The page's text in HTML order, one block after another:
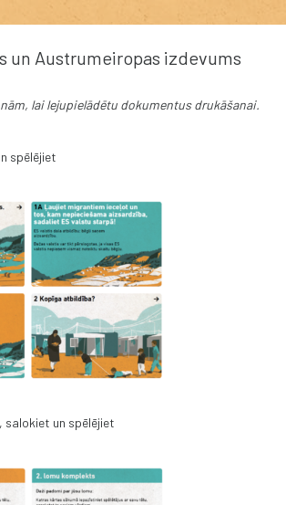
un Austrumeiropas izdevums
lai lejupielādētu dokumentus drukāšanai.
spēlējiet
salokiet un spēlējiet